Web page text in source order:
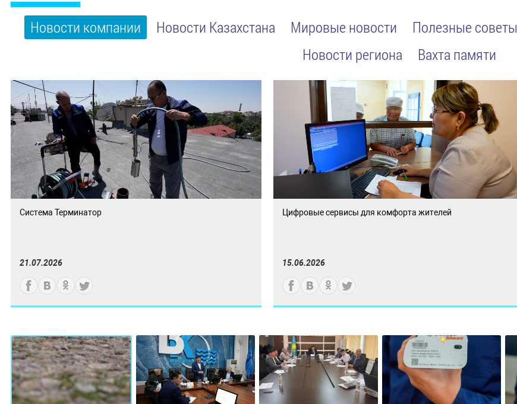
Новости компании Новости Казахстана Мировые новости Полезные советы
Новости региона
Вахта памяти
Система Терминатор
21.07.2026
Цифровые сервисы для комфорта жителей
15.06.2026